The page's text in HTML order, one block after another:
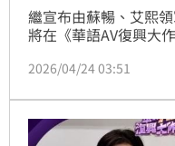
繼宣布由蘇暢、艾熙
將在《華語AV復興大
及氣質女神「王俐人
2026/04/24 03:51